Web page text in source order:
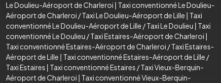
Le Doulieu-Aéroport de Charleroi
Taxi conventionné Le Doulieu-
Aéroport de Charleroi /Taxi Le Doulieu-Aéroport de Lille
Taxi
conventionné Le Doulieu-Aéroport de Lille /Taxi Le Doulieu
Taxi
conventionné Le Doulieu /Taxi Estaires-Aéroport de Charleroi
Taxi conventionné Estaires-Aéroport de Charleroi /Taxi Estaires-
Aéroport de Lille
Taxi conventionné Estaires-Aéroport de Lille /
Taxi Estaires
Taxi conventionné Estaires /Taxi Vieux-Berquin-
Aéroport de Charleroi
Taxi conventionné Vieux-Berquin-